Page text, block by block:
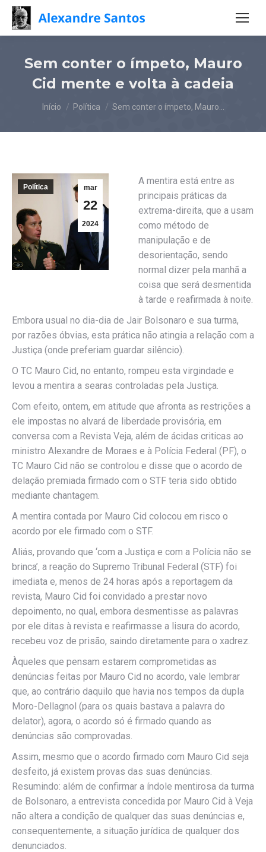
Sem conter o ímpeto, Mauro
Cid mente e volta à cadeia
Você está aqui:
Início Política Sem conter o ímpeto, Mauro…
mar
22
2024
Política
A mentira está entre as
principais práticas da
extrema-direita, que a usam
como método de
manipulação e de
desorientação, sendo
normal dizer pela manhã a
coisa que será desmentida
à tarde e reafirmada à noite.
Embora usual no dia-dia de Jair Bolsonaro e sua turma,
por razões óbvias, esta prática não atingia a relação com a
Justiça (onde preferiam guardar silêncio).
O TC Mauro Cid, no entanto, rompeu esta virgindade e
levou a mentira a searas controladas pela Justiça.
Com efeito, ontem, em atitude que afronta as restrições a
ele impostas no alvará de liberdade provisória, em
conversa com a Revista Veja, além de ácidas criticas ao
ministro Alexandre de Moraes e à Polícia Federal (PF), o
TC Mauro Cid não se controlou e disse que o acordo de
delação premiada firmado com o STF teria sido obtido
mediante chantagem.
A mentira contada por Mauro Cid colocou em risco o
acordo por ele firmado com o STF.
Aliás, provando que ‘com a Justiça e com a Polícia não se
brinca’, a reação do Supremo Tribunal Federal (STF) foi
imediata e, menos de 24 horas após a reportagem da
revista, Mauro Cid foi convidado a prestar novo
depoimento, no qual, embora desmentisse as palavras
por ele ditas à revista e reafirmasse a lisura do acordo,
recebeu voz de prisão, saindo diretamente para o xadrez.
Àqueles que pensam estarem comprometidas as
denúncias feitas por Mauro Cid no acordo, vale lembrar
que, ao contrário daquilo que havia nos tempos da dupla
Moro-Dellagnol (para os quais bastava a palavra do
delator), agora, o acordo só é firmado quando as
denúncias são comprovadas.
Assim, mesmo que o acordo firmado com Mauro Cid seja
desfeito, já existem provas das suas denúncias.
Resumindo: além de confirmar a índole mentirosa da turma
de Bolsonaro, a entrevista concedida por Mauro Cid à Veja
não altera a condição de qualquer das suas denúncias e,
consequentemente, a situação jurídica de qualquer dos
denunciados.